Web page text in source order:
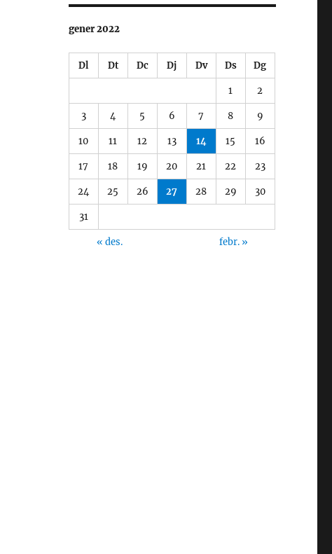
gener 2022
Dl Dt Dc Dj Dv Ds Dg
1 2
3 4 5 6 7 8 9
10 11 12 13 14 15 16
17 18 19 20 21 22 23
24 25 26 27 28 29 30
31
« des. febr. »